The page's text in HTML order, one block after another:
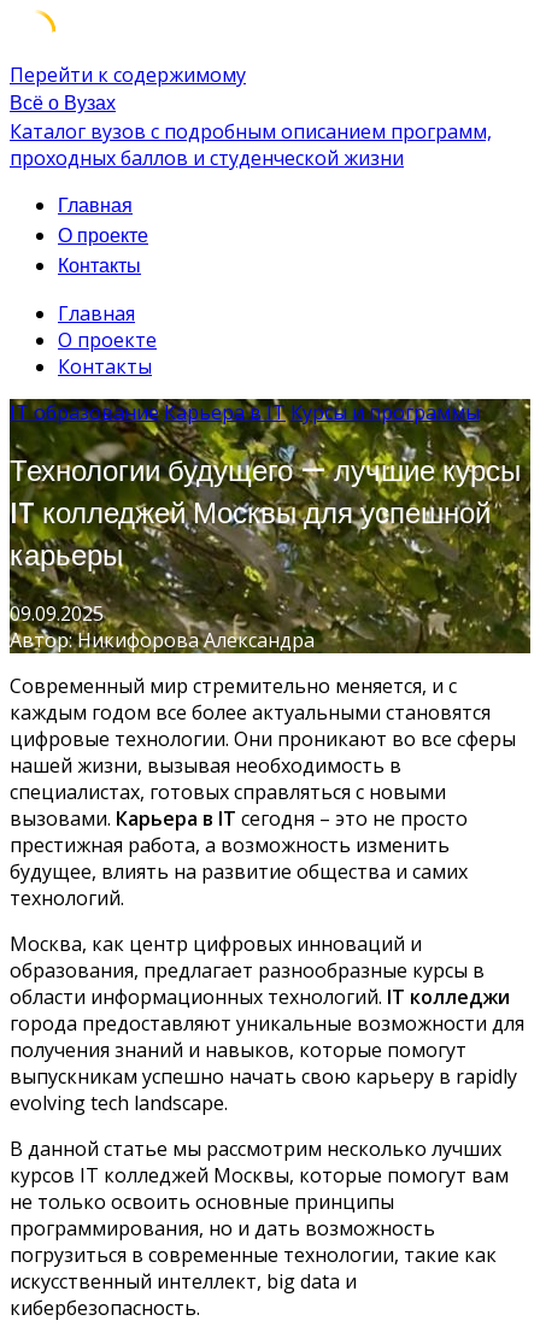
Перейти к содержимому
Всё о Вузах
Каталог вузов с подробным описанием программ,
проходных баллов и студенческой жизни
Главная
О проекте
Контакты
Главная
О проекте
Контакты
IT образованиеКарьера в IT Курсы и программы
Технологии будущего — лучшие курсы
IT колледжей Москвы для успешной
карьеры
09.09.2025
Автор: Никифорова Александра
Современный мир стремительно меняется, и с
каждым годом все более актуальными становятся
цифровые технологии. Они проникают во все сферы
нашей жизни, вызывая необходимость в
специалистах, готовых справляться с новыми
вызовами. Карьера в IT сегодня – это не просто
престижная работа, а возможность изменить
будущее, влиять на развитие общества и самих
технологий.
Москва, как центр цифровых инноваций и
образования, предлагает разнообразные курсы в
области информационных технологий. IT колледжи
города предоставляют уникальные возможности для
получения знаний и навыков, которые помогут
выпускникам успешно начать свою карьеру в rapidly
evolving tech landscape.
В данной статье мы рассмотрим несколько лучших
курсов IT колледжей Москвы, которые помогут вам
не только освоить основные принципы
программирования, но и дать возможность
погрузиться в современные технологии, такие как
искусственный интеллект, big data и
кибербезопасность.